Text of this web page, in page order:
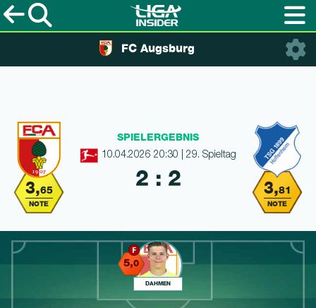
FC Augsburg
3,65
NOTE
3,81
NOTE
SPIELERGEBNIS
10.04.2026 20:30 | 29. Spieltag
2 : 2
5,0
DAHMEN